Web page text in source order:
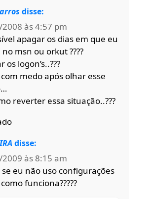
disse:
às 4:57 pm
apagar os dias em que eu
msn ou orkut ????
os logon’s..???
medo após olhar esse
reverter essa situação..???
disse:
às 8:15 am
se eu não uso configurações
funciona?????